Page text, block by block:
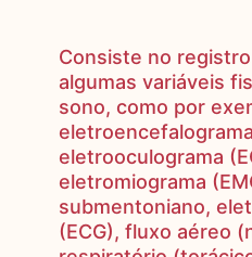
Consiste no
algumas variáveis
sono, como por
eletrooculograma
eletromiograma
submentoniano,
(ECG), fluxo aéreo